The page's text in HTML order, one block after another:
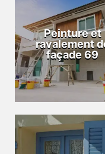
Peinture et
ravalement
façade 69